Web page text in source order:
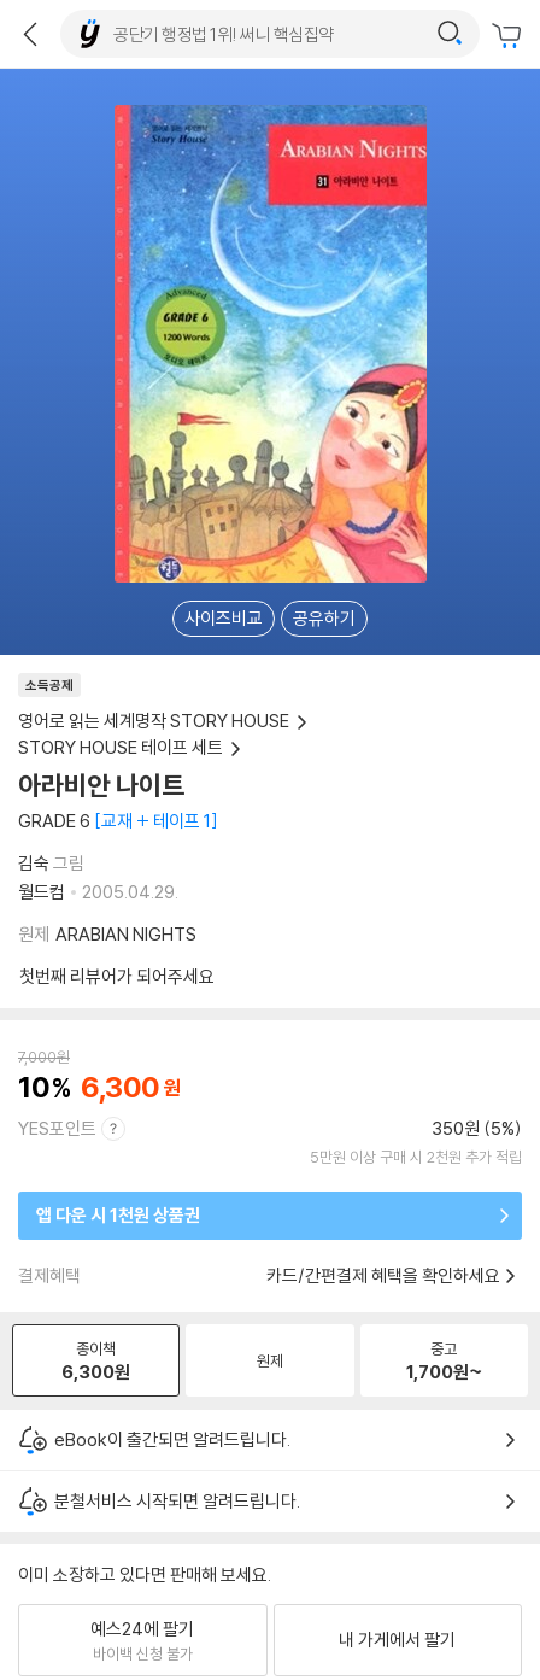
사이즈비교 공유하기
소득공제
영어로 읽는 세계명작 STORY HOUSE
STORY HOUSE 테이프 세트
아라비안 나이트
GRADE 6 교재 + 테이프 1
김숙 그림
월드컴
2005.04.29.
원제 ARABIAN NIGHTS
첫번째 리뷰어가 되어주세요
7,000원
10 6,300
YES포인트 350원 (5%)
5만원 이상 구매 시 2천원 추가 적립
앱 다운 시 1천원 상품권
결제혜택 카드/간편결제 혜택을 확인하세요
종이책
6,300원 원제
중고
1,700원~
eBook이 출간되면 알려드립니다.
분철서비스 시작되면 알려드립니다.
이미 소장하고 있다면 판매해 보세요.
예스24에 팔기
바이백 신청 불가
내 가게에서 팔기